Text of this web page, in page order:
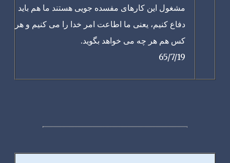
مشغول این کارهای مفسده جویی هستند ما هم باید
دفاع کنیم، یعنی ما اطاعت امر خدا را می کنیم و هر
کس هم هر چه می خواهد بگوید.
65/7/19